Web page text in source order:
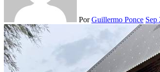
PorGuillermo Ponce Sep